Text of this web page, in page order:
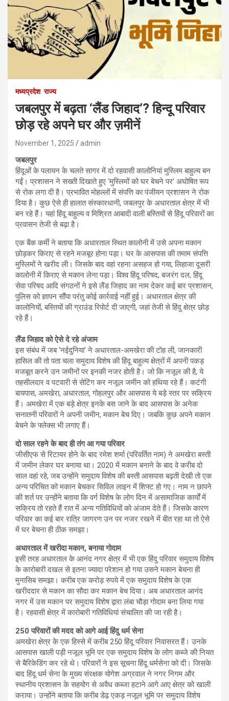
मध्यप्रदेश राज्य
जबलपुर में बढ़ता ‘लैंड जिहाद’? हिन्दू परिवार
छोड़ रहे अपने घर और ज़मीनें
November 1, 2025 admin
जबलपुर
हिंदूओं के पलायन के चलते सागर में दो रहवासी कालोनियां मुस्लिम बाहुल्य बन
गईं। प्रशासन ने सख्ती दिखाते हुए ‘मुस्लिमों को घर बेचने पर’ अघोषित रूप
से रोक लगा दी है। प्रभावित मोहल्लों में संपत्ति का पंजीयन प्रशासन ने रोक
दिया है। कुछ ऐसे ही हालात संस्कारधानी, जबलपुर के अधारताल क्षेत्र में भी
बन रहे हैं। यहां हिंदू बाहुल्य व मिश्रित आबादी वाली बस्तियों से हिंदू परिवारों का
प्रवासन तेजी से बढ़ा है।
एक बैंक कर्मी ने बताया कि अधारताल स्थित कालोनी में उसे अपना मकान
छोड़कर किराए से रहने मजबूर होना पड़ा। घर के आसपास की तमाम संपत्ति
मुस्लिमों ने खरीद ली। जिसके बाद वहां रहना असहज हो गया, लिहाजा दूसरी
कालोनी में किराए से मकान लेना पड़ा। विश्व हिंदू परिषद, बजरंग दल, हिंदू
सेवा परिषद आदि संगठनों ने इसे लैंड जिहाद का नाम देकर कई बार प्रशासन,
पुलिस को ज्ञापन सौंपा परंतु कोई कार्रवाई नहीं हुई। अधारताल क्षेत्र की
कालोनियों, बस्तियों की ग्राउंड रिपोर्ट दी जाएगी, जहां तेजी से हिंदु क्षेत्र छोड़
रहे हैं।
लैंड जिहाद को ऐसे दे रहे अंजाम
इस संबंध में जब ‘नईदुनिया’ ने अधारताल-अमखेरा की टोह ली, जानकारी
हासिल की तो पता चला समुदाय विशेष की हिंदू बाहुल्य क्षेत्रों में अपनी पकड़
मजबूत करने उन जमीनों पर इनकी नजर होती है। जो कि नजूल की है, ये
तहसीलदार व पटवारी से सेटिंग कर नजूल जमीन को हथिया रहे हैं। कटंगी
बायपास, अमखेरा, अधारताल, गोहलपुर और आसपास ये बड़े स्तर पर सक्रिय
हैं। अमखेरा में एक बड़े क्षेत्र इनके बस जाने के बाद आसपास के अनेक
सनातनी परिवारों ने अपनी जमीन, मकान बेच दिए। जबकि कुछ अपने मकान
बेचने के फ्लेक्स भी लगाए हैं।
दो साल रहने के बाद ही तंग आ गया परिवार
जीसीएफ से रिटायर होने के बाद रमेश शर्मा (परिवर्तित नाम) ने अमखेरा बस्ती
में जमीन लेकर घर बनाया था। 2020 में मकान बनाने के बाद वे करीब दो
साल वहां रहे, जब उन्होंने समुदाय विशेष की बस्ती आसपास बढ़ती देखी तो एक
अन्य परिचित को मकान बेचकर सिविल लाइन में शिफ्ट हो गए। नाम न छापने
की शर्त पर उन्होंने बताया कि वर्ग विशेष के लोग दिन में असामाजिक कार्यों में
सक्रिय तो रहते हैं रात में अन्य गतिविधियों को अंजाम देते हैं। जिसके कारण
परिवार का कई बार रात्रि जागरण उन पर नजर रखने में बीत रहा था तो ऐसे
में घर बेचना ही ठीक समझा।
अधारताल में खरीदा मकान, बनाया गोदाम
इसी तरह अधारताल के आनंद नगर क्षेत्र में भी एक हिंदु परिवार समुदाय विशेष
के कारोबारी दखल से इतना ज्यादा परेशान हो गया उसने मकान बेचना ही
मुनासिब समझा। करीब एक करोड़ रुपये में एक समुदाय विशेष के एक
खरीददार से मकान का सौदा कर मकान बेच दिया। अब अधारताल आनंद
नगर में उस मकान पर समुदाय विशेष द्वारा लंबा चौड़ा गोदाम बना लिया गया
है। रहवासी क्षेत्र में कारोबारी गतिविधियां संचालित की जा रही है।
250 परिवारों की मदद को आगे आई हिंदु धर्म सेना
अमखेरा क्षेत्र के एक हिस्से में करीब 250 हिंदू परिवार निवासरत हैं। उनके
आसपास खाली पड़ी नजूल भूमि पर एक समुदाय विशेष के लोग कब्जे की नियत
से बैरिकेडिंग कर रहे थे। परिवारों ने इस सूचना हिंदू धर्मसेना को दी। जिसके
बाद हिंदू धर्म सेना के मुख्य संरक्षक योगेश अग्रवाल ने नगर निगम और
स्थानीय प्रशासन के सहयोग से अवैध कब्जा हटाने आगे आए क्षेत्र को खाली
कराया। उन्होंने बताया कि करीब डेढ़ एकड़ नजूल भूमि पर समुदाय विशेष